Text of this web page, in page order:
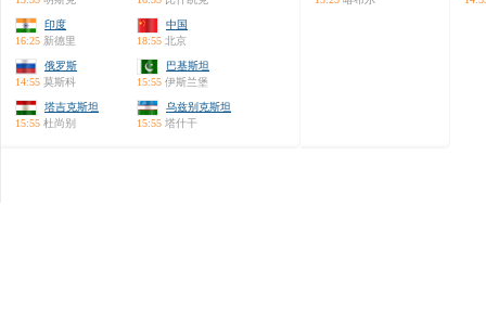
印度
16:25 新德里
中国
18:55 北京
俄罗斯
14:55 莫斯科
巴基斯坦
15:55 伊斯兰堡
塔吉克斯坦
15:55 杜尚别
乌兹别克斯坦
15:55 塔什干